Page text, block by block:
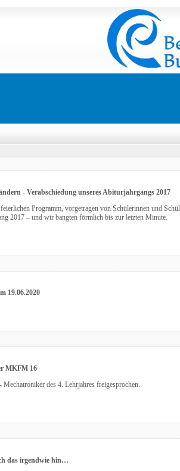
- Verabschiedung unseres Abiturjahrgangs 2017
Programm, vorgetragen von Schülerinnen und
2017 – und wir bangten förmlich bis zur letzten Minute.
19.06.2020
MKFM 16
des 4. Lehrjahres freigesprochen.
das irgendwie hin…